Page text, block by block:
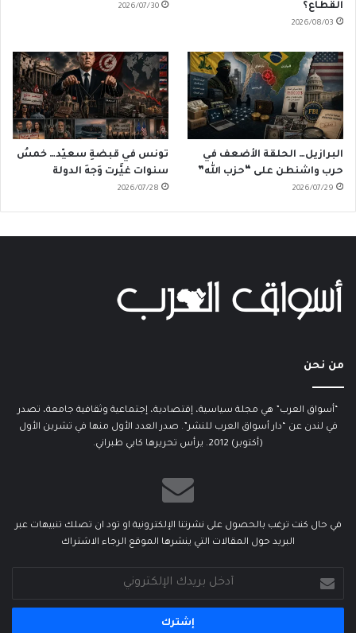
القطاع؟
2026/08/03
2026/07/30
البرازيل… الحلقة الأضعف في
حرب واشنطن على “حزب الله”
2026/07/29
تونس في قبضةِ سعيّد… خمسُ
سنوات غيَّرت وَجهَ الدولة
2026/07/28
من نحن
“أسواق العرب” هي مجلة سياسية، إقتصادية، إجتماعية وثقافية جامعة، تصدر
في لندن عن “دار أسواق العرب للنشر”. صدر العدد الأول منها في تشرين الأول
(أكتوبر) 2012. يرأس تحريرها كابي طبراني.
في حال كنت ترغب بالحصول على نشرتنا الإلكترونية او تود ان تصلك تنبيهات عبر
البريد حول المقالات التي ينشرها الموقع الرجاء الاشتراك
بريدك
الإلكتروني